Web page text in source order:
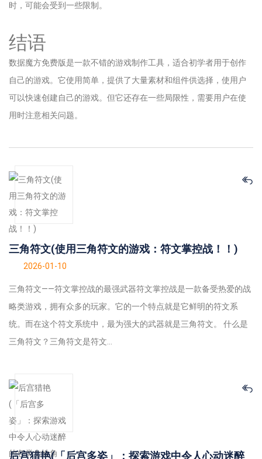
时，可能会受到一些限制。
结语
数据魔方免费版是一款不错的游戏制作工具，适合初学者用于创作
自己的游戏。它使用简单，提供了大量素材和组件供选择，使用户
可以快速创建自己的游戏。但它还存在一些局限性，需要用户在使
用时注意相关问题。
三角符文(使用三角符文的游戏：符文掌控战！！)
2026-01-10
三角符文——符文掌控战的最强武器符文掌控战是一款备受热爱的战
略类游戏，拥有众多的玩家。它的一个特点就是它鲜明的符文系
统。而在这个符文系统中，最为强大的武器就是三角符文。 什么是
三角符文？三角符文是符文...
后宫猎艳(「后宫多姿」：探索游戏中令人心动迷醉